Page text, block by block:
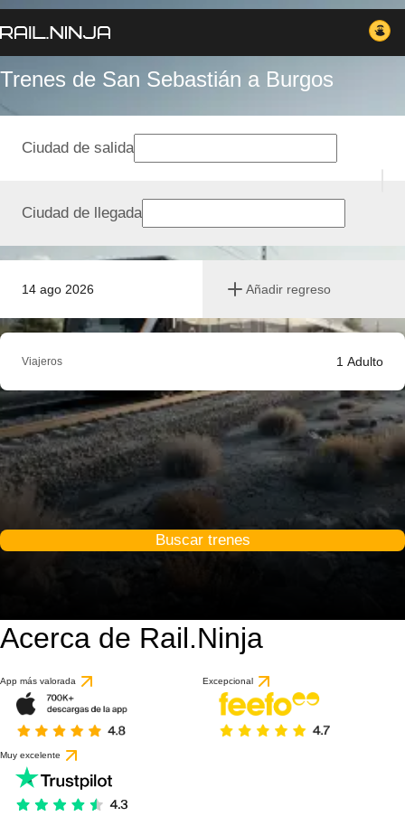
Trenes de San Sebastián a Burgos
14 ago 2026 Añadir regreso
Ciudad de salida
Ciudad de llegada
Viajeros 1 Adulto
Buscar trenes
Acerca de Rail.Ninja
App más valorada Excepcional
Muy excelente